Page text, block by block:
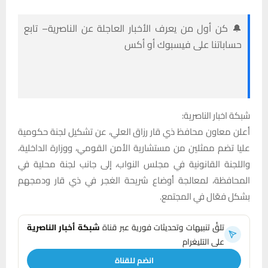
🔔 كن أول من يعرف الأخبار العاجلة عن الناصرية– تابع
حساباتنا على فيسبوك أو أكس
شبكة اخبار الناصرية:
أعلن معاون محافظ ذي قار رزاق العلي، عن تشكيل لجنة حكومية
عليا تضم ممثلين من مستشارية الأمن القومي، ووزارة الداخلية،
واللجنة القانونية في مجلس النواب، إلى جانب لجنة محلية في
المحافظة، لمعالجة أوضاع شريحة الغجر في ذي قار ودمجهم
بشكل فعّال في المجتمع.
تلقَّ تنبيهات وتحديثات فورية عبر قناةشبكة أخبار الناصرية
على التليغرام
انضم للقناة